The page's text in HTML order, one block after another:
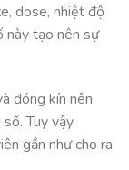
dose, nhiệt độ
này tạo nên sự
đóng kín nên
Tuy vậy
gần như cho ra